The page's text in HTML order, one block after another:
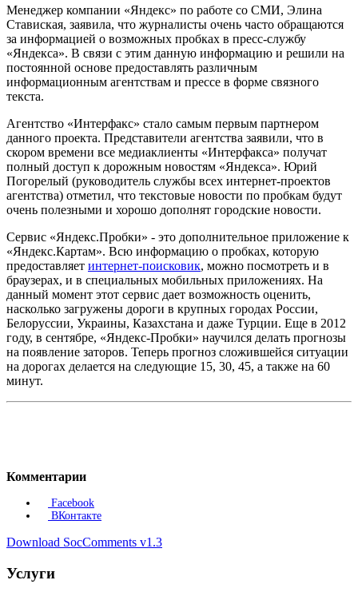
Менеджер компании «Яндекс» по работе со СМИ, Элина
Ставиская, заявила, что журналисты очень часто обращаются
за информацией о возможных пробках в пресс-службу
«Яндекса». В связи с этим данную информацию и решили на
постоянной основе предоставлять различным
информационным агентствам и прессе в форме связного
текста.
Агентство «Интерфакс» стало самым первым партнером
данного проекта. Представители агентства заявили, что в
скором времени все медиаклиенты «Интерфакса» получат
полный доступ к дорожным новостям «Яндекса». Юрий
Погорелый (руководитель службы всех интернет-проектов
агентства) отметил, что текстовые новости по пробкам будут
очень полезными и хорошо дополнят городские новости.
Сервис «Яндекс.Пробки» - это дополнительное приложение к
«Яндекс.Картам». Всю информацию о пробках, которую
предоставляет интернет-поисковик, можно посмотреть и в
браузерах, и в специальных мобильных приложениях. На
данный момент этот сервис дает возможность оценить,
насколько загружены дороги в крупных городах России,
Белоруссии, Украины, Казахстана и даже Турции. Еще в 2012
году, в сентябре, «Яндекс-Пробки» научился делать прогнозы
на появление заторов. Теперь прогноз сложившейся ситуации
на дорогах делается на следующие 15, 30, 45, а также на 60
минут.
Комментарии
Facebook
ВКонтакте
Download SocComments v1.3
Услуги